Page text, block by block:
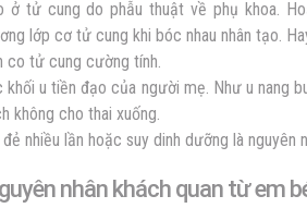
ở tử cung do phẫu thuật về phụ khoa.
lớp cơ tử cung khi bóc nhau nhân tạo.
co tử cung cường tính.
khối u tiền đạo của người mẹ. Như u nang
không cho thai xuống.
đẻ nhiều lần hoặc suy dinh dưỡng là
nhân khách quan từ em